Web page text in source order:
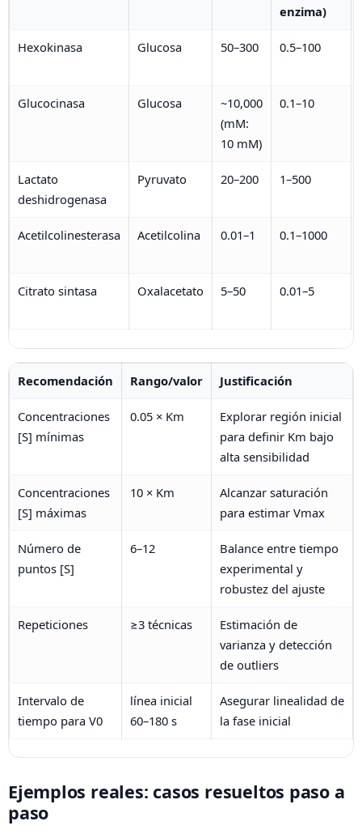
enzima)
Hexokinasa Glucosa 50–300 0.5–100
Glucocinasa Glucosa
~10,000
(mM:
10 mM)
0.1–10
Lactato
deshidrogenasa
Pyruvato 20–200 1–500
Acetilcolinesterasa Acetilcolina 0.01–1 0.1–1000
Citrato sintasa Oxalacetato 5–50 0.01–5
Recomendación Rango/valor Justificación
Concentraciones
[S] mínimas
0.05 × Km
Explorar región inicial
para definir Km bajo
alta sensibilidad
Concentraciones
[S] máximas
10 × Km
Alcanzar saturación
para estimar Vmax
Número de
puntos [S]
6–12
Balance entre tiempo
experimental y
robustez del ajuste
Repeticiones ≥3 técnicas
Estimación de
varianza y detección
de outliers
Intervalo de
tiempo para V0
línea inicial
60–180 s
Asegurar linealidad de
la fase inicial
Ejemplos reales: casos resueltos paso a
paso